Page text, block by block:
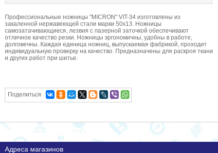
Профессиональные ножницы "MICRON" VIT-34 изготовлены из
закаленной нержавеющей стали марки 50x13. Ножницы
самозатачивающиеся, лезвия с лазерной заточкой обеспечивают
отличное качество резки. Ножницы эргономичны, удобны в работе,
долговечны. Каждая единица ножниц, выпускаемая фабрикой, проходит
индивидуальную проверку на качество. Предназначены для раскроя ткани
и других работ при шитье.
Поделиться
Адреса магазинов